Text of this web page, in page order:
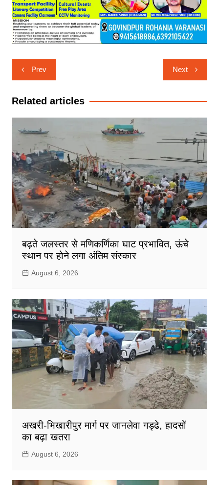
Post
navigation
Prev Next
Related articles
बढ़ते जलस्तर से मणिकर्णिका घाट प्रभावित, ऊंचे
स्थान पर होने लगा अंतिम संस्कार
August 6, 2026
अखरी-भिखारीपुर मार्ग पर जानलेवा गड्ढे, हादसों
का बढ़ा खतरा
August 6, 2026